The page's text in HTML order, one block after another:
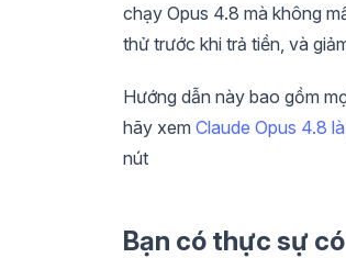
chạy Opus 4.8 mà không
thử trước khi trả tiền, và
Hướng dẫn này bao gồm
hãy xem Claude Opus 4.8
nút
Bạn có thực sự